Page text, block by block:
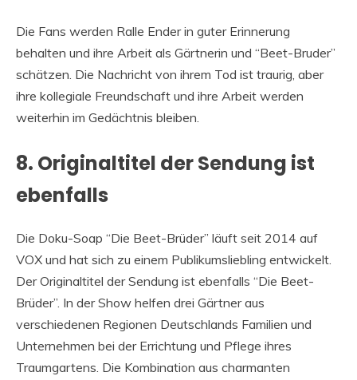
Die Fans werden Ralle Ender in guter Erinnerung
behalten und ihre Arbeit als Gärtnerin und “Beet-Bruder”
schätzen. Die Nachricht von ihrem Tod ist traurig, aber
ihre kollegiale Freundschaft und ihre Arbeit werden
weiterhin im Gedächtnis bleiben.
8. Originaltitel der Sendung ist
ebenfalls
Die Doku-Soap “Die Beet-Brüder” läuft seit 2014 auf
VOX und hat sich zu einem Publikumsliebling entwickelt.
Der Originaltitel der Sendung ist ebenfalls “Die Beet-
Brüder”. In der Show helfen drei Gärtner aus
verschiedenen Regionen Deutschlands Familien und
Unternehmen bei der Errichtung und Pflege ihres
Traumgartens. Die Kombination aus charmanten